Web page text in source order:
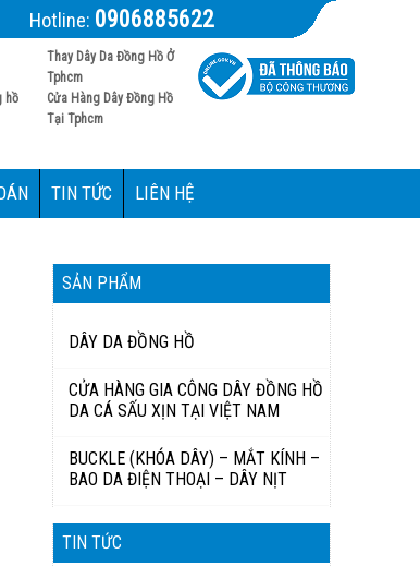
Hotline: 0906885622
hồ
Thay Dây Da Đồng Hồ Ở
Tphcm
Cửa Hàng Dây Đồng Hồ
Tại Tphcm
TIN TỨC LIÊN HỆ
SẢN PHẨM
DÂY DA ĐỒNG HỒ
CỬA HÀNG GIA CÔNG DÂY ĐỒNG HỒ
DA CÁ SẤU XỊN TẠI VIỆT NAM
BUCKLE (KHÓA DÂY) – MẮT KÍNH –
BAO DA ĐIỆN THOẠI – DÂY NỊT
TIN TỨC